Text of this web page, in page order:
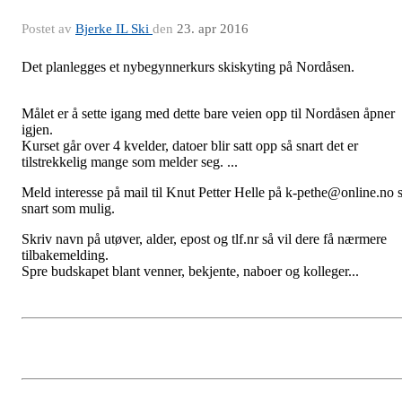
Postet av Bjerke IL Ski den 23. apr 2016
Det planlegges et nybegynnerkurs skiskyting på Nordåsen.
Målet er å sette igang med dette bare veien opp til Nordåsen åpner
igjen.
Kurset går over 4 kvelder, datoer blir satt opp så snart det er
tilstrekkelig mange som melder seg. ...
Meld interesse på mail til Knut Petter Helle på k-pethe@online.no
snart som mulig.
Skriv navn på utøver, alder, epost og tlf.nr så vil dere få nærmere
tilbakemelding.
Spre budskapet blant venner, bekjente, naboer og kolleger...